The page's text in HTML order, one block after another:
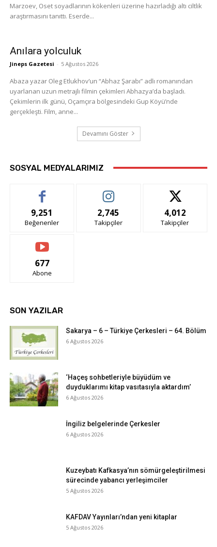
Marzoev, Oset soyadlarının kökenleri üzerine hazırladığı altı ciltlik
araştırmasını tanıttı. Eserde...
Anılara yolculuk
Jineps Gazetesi - 5 Ağustos 2026
Abaza yazar Oleg Etlukhov’un “Abhaz Şarabı” adlı romanından
uyarlanan uzun metrajlı filmin çekimleri Abhazya’da başladı.
Çekimlerin ilk günü, Oçamçıra bölgesindeki Gup Köyü’nde
gerçekleşti. Film, anne...
Devamını Göster
SOSYAL MEDYALARIMIZ
9,251
Beğenenler
2,745
Takipçiler
4,012
Takipçiler
677
Abone
SON YAZILAR
Sakarya – 6 – Türkiye Çerkesleri – 64. Bölüm
6 Ağustos 2026
‘Haçeş sohbetleriyle büyüdüm ve
duyduklarımı kitap vasıtasıyla aktardım’
6 Ağustos 2026
İngiliz belgelerinde Çerkesler
6 Ağustos 2026
Kuzeybatı Kafkasya’nın sömürgeleştirilmesi
sürecinde yabancı yerleşimciler
5 Ağustos 2026
KAFDAV Yayınları’ndan yeni kitaplar
5 Ağustos 2026